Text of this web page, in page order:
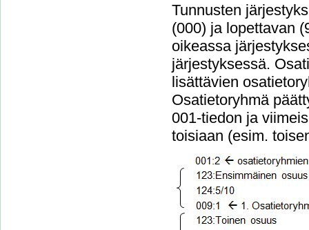
Tunnusten
(000) ja lopettavan
oikeassa
järjestyksessä.
lisättävien
Osatietoryhmä
001-tiedon ja
toisiaan (esim.